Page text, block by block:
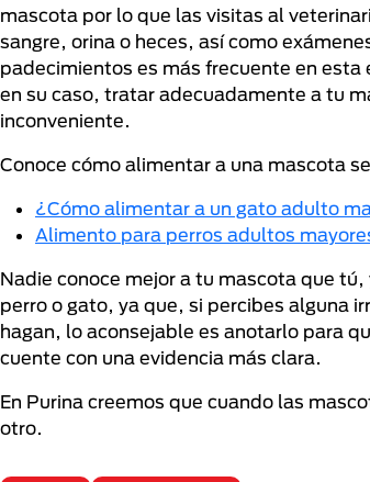
mascota por lo que las visitas al
sangre, orina o heces, así como
padecimientos es más frecuente en
en su caso, tratar adecuadamente a tu
inconveniente.
Conoce cómo alimentar a una mascota
¿Cómo alimentar a un gato adulto
Alimento para perros adultos
Nadie conoce mejor a tu mascota que
perro o gato, ya que, si percibes alguna
hagan, lo aconsejable es anotarlo para
cuente con una evidencia más clara.
En Purina creemos que cuando las
otro.